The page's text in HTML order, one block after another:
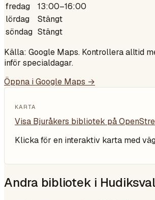
fredag
13:00–16:00
lördag
Stängt
söndag Stängt
Källa: Google Maps. Kontrollera alltid
inför specialdagar.
Öppna i Google Maps →
KARTA
Visa Bjuråkers bibliotek på
Klicka för en interaktiv karta med
Andra bibliotek i